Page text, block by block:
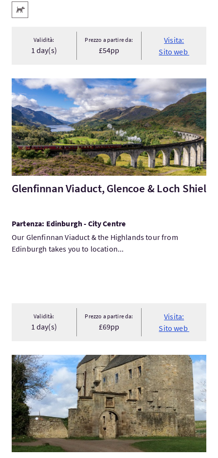
Servizi
Animali domestici benvenuti
Validità:
1 day(s)
Prezzo a partire da:
£54pp
Visita:
Sito web
Visita:Glenfinnan Viaduct, Glencoe & Loch Shiel
Glenfinnan Viaduct, Glencoe & Loch Shiel
Partenza: Edinburgh - City Centre
Our Glenfinnan Viaduct & the Highlands tour from
Edinburgh takes you to location...
Validità:
1 day(s)
Prezzo a partire da:
£69pp
Visita:
Sito web
Visita:Con sabor a Outlander